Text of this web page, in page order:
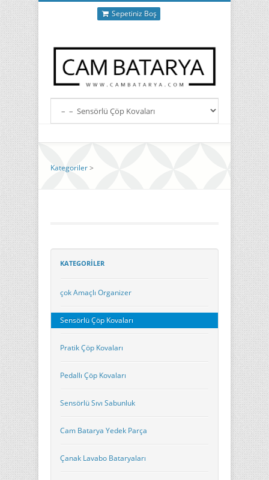
Sepetiniz Boş
Kategoriler>
KATEGORILER
çok Amaçlı Organizer
Sensörlü Çöp Kovaları
Pratik Çöp Kovaları
Pedallı Çöp Kovaları
Sensörlü Sıvı Sabunluk
Cam Batarya Yedek Parça
Çanak Lavabo Bataryaları